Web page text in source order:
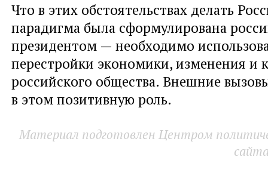
Что в этих обстоятельствах делать
парадигма была сформулирована
президентом — необходимо
перестройки экономики, изменения и
российского общества. Внешние
в этом позитивную роль.
Материал подготовлен Центром